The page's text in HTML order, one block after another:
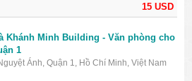
15 USD
Khánh Minh Building - Văn phòng cho
1
Ánh, Quận 1, Hồ Chí Minh, Việt Nam